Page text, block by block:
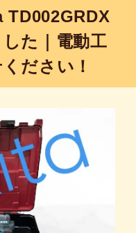
TD002GRDX
た｜電動工
ださい！